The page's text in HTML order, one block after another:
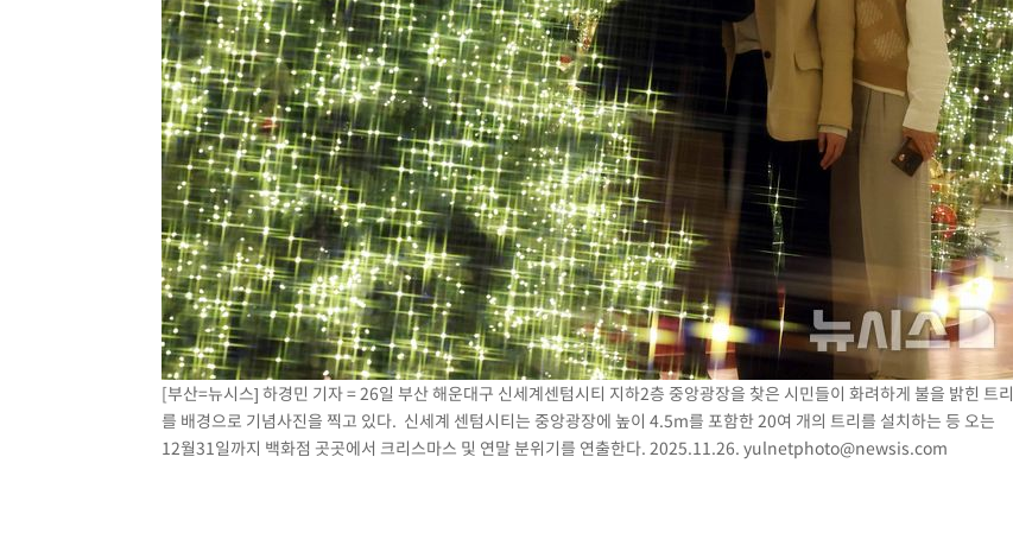
[부산=뉴시스] 하경민 기자 = 26일 부산 해운대구 신세계센텀시티 지하2층 중앙광장을 찾은 시민들이 화려하게 불을 밝힌 트리
를 배경으로 기념사진을 찍고 있다. 신세계 센텀시티는 중앙광장에 높이 4.5m를 포함한 20여 개의 트리를 설치하는 등 오는
12월31일까지 백화점 곳곳에서 크리스마스 및 연말 분위기를 연출한다. 2025.11.26. yulnetphoto@newsis.com